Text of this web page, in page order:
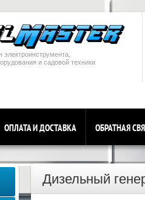
электроинструмента,
и садовой техники
ОПЛАТА И ДОСТАВКА ОБРАТНАЯ
Дизельный